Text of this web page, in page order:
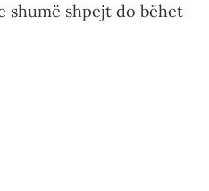
shumë shpejt do bëhet